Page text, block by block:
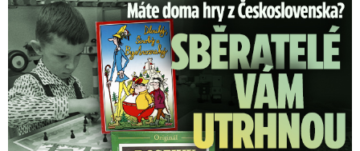
Staré československé hry: Sběratelé vám za ně utrhnou ruce!